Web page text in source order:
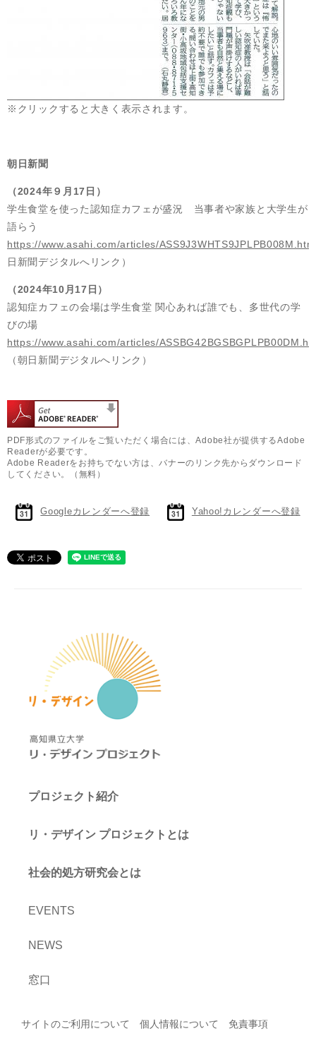
※クリックすると大きく表示されます。
朝日新聞
（2024年９月17日）
学生食堂を使った認知症カフェが盛況 当事者や家族と大学生が
語らう
https://www.asahi.com/articles/
日新聞デジタルへリンク）
（2024年10月17日）
​認知症カフェの会場は学生食堂 関心あれば誰でも、多世代の学
びの場​
https://www.asahi.com/articles/
（朝日新聞デジタルへリンク）
PDF形式のファイルをご覧いただく場合には、Adobe社が提供するAdobe
Readerが必要です。
Adobe Readerをお持ちでない方は、バナーのリンク先からダウンロード
してください。（無料）
Googleカレンダーへ登録 Yahoo!カレンダーへ登録
プロジェクト紹介
リ・デザイン プロジェクトとは
社会的処方研究会とは
EVENTS
NEWS
窓口
サイトのご利用について 個人情報について 免責事項